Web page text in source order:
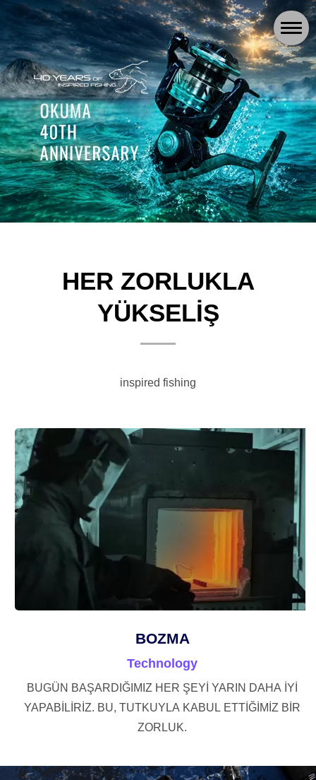
HER ZORLUKLA
YÜKSELİŞ
inspired fishing
BOZMA
Technology
BUGÜN BAŞARDIĞIMIZ HER ŞEYİ YARIN DAHA İYİ
YAPABİLİRİZ. BU, TUTKUYLA KABUL ETTİĞİMİZ BİR
ZORLUK.